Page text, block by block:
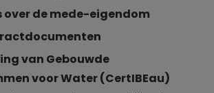
over de mede-eigendom
van Gebouwde
voor Water (CertIBEau)